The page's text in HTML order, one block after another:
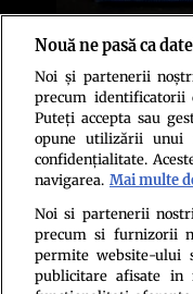
Sursa foto:
Nouă ne pasă ca
Noi și partenerii
precum identificatorii
Puteți accepta sau
opune utilizării unui
confidențialitate.
navigarea. Mai multe
Noi si partenerii
precum si furnizorii
permite website-ului
publicitare afisate in